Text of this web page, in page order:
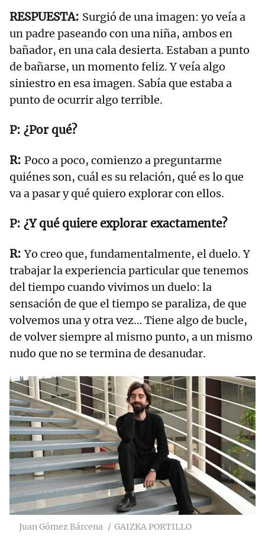
Surgió de una imagen: yo veía a
un padre paseando con una niña, ambos en
bañador, en una cala desierta. Estaban a punto
de bañarse, un momento feliz. Y veía algo
siniestro en esa imagen. Sabía que estaba a
punto de ocurrir algo terrible.
¿Por qué?
Poco a poco, comienzo a preguntarme
quiénes son, cuál es su relación, qué es lo que
va a pasar y qué quiero explorar con ellos.
¿Y qué quiere explorar exactamente?
Yo creo que, fundamentalmente, el duelo. Y
trabajar la experiencia particular que tenemos
del tiempo cuando vivimos un duelo: la
sensación de que el tiempo se paraliza, de que
volvemos una y otra vez… Tiene algo de bucle,
de volver siempre al mismo punto, a un mismo
nudo que no se termina de desanudar.
Juan Gómez Bárcena GAIZKA PORTILLO